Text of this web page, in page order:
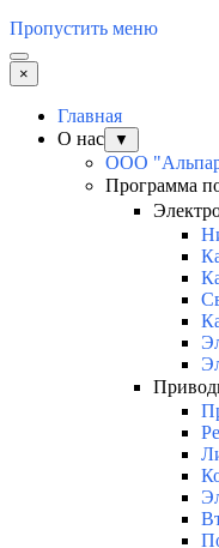
Пропустить меню
×
Главная
О нас
▼
ООО
Программа